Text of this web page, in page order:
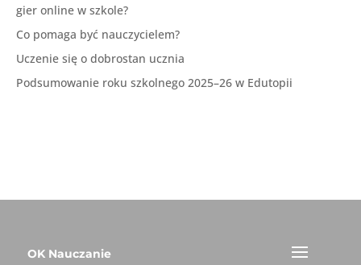
gier online w szkole?
Co pomaga być nauczycielem?
Uczenie się o dobrostan ucznia
Podsumowanie roku szkolnego 2025–26 w Edutopii
OK Nauczanie